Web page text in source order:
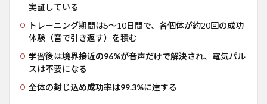
8
競合
との
比較
9
今後
の計
実証している
トレーニング期間は5〜10日間で、各個体が約20回の成功
体験（音で引き返す）を積む
学習後は境界接近の96%が音声だけで解決され、電気パル
スは不要になる
全体の封じ込め成功率は99.3%に達する